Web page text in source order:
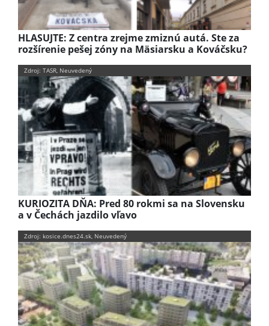
HLASUJTE: Z centra zrejme zmiznú autá. Ste za
rozšírenie pešej zóny na Mäsiarsku a Kováčsku?
Zdroj: TASR, Neuvedený
KURIOZITA DŇA: Pred 80 rokmi sa na Slovensku
a v Čechách jazdilo vľavo
Zdroj: kosice.dnes24.sk, Neuvedený